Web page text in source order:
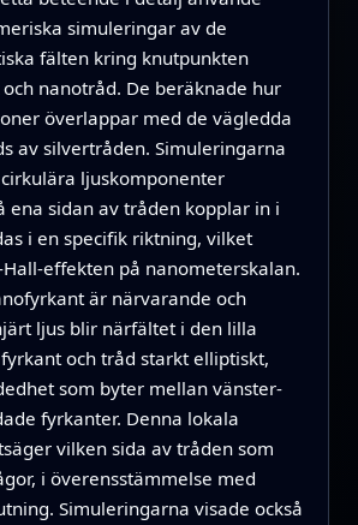
simuleringar av de
fälten kring knutpunkten
nanotråd. De beräknade hur
överlappar med de vägledda
av silvertråden. Simuleringarna
ljuskomponenter
ena sidan av tråden kopplar in i
i en specifik riktning, vilket
på nanometerskalan.
är närvarande och
ljus blir närfältet i den lilla
och tråd starkt elliptiskt,
som byter mellan vänster‑
fyrkanter. Denna lokala
vilken sida av tråden som
i överensstämmelse med
Simuleringarna visade också